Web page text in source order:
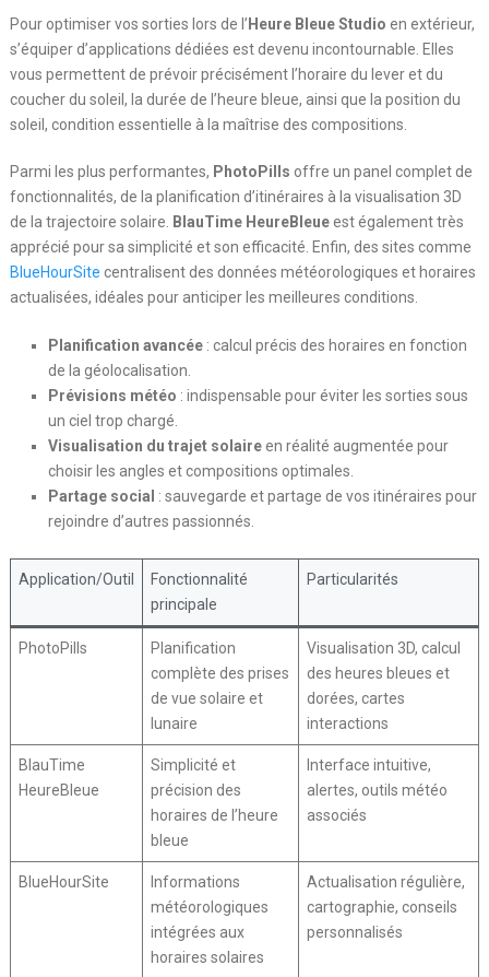
Pour optimiser vos sorties lors de l’ Heure Bleue Studio en extérieur,
s’équiper d’applications dédiées est devenu incontournable. Elles
vous permettent de prévoir précisément l’horaire du lever et du
coucher du soleil, la durée de l’heure bleue, ainsi que la position du
soleil, condition essentielle à la maîtrise des compositions.
Parmi les plus performantes, PhotoPills offre un panel complet de
fonctionnalités, de la planification d’itinéraires à la visualisation 3D
de la trajectoire solaire. BlauTime HeureBleueest également très
apprécié pour sa simplicité et son efficacité. Enfin, des sites comme
BlueHourSite centralisent des données météorologiques et horaires
actualisées, idéales pour anticiper les meilleures conditions.
Planification avancée: calcul précis des horaires en fonction
de la géolocalisation.
Prévisions météo : indispensable pour éviter les sorties sous
un ciel trop chargé.
Visualisation du trajet solaireen réalité augmentée pour
choisir les angles et compositions optimales.
Partage social : sauvegarde et partage de vos itinéraires pour
rejoindre d’autres passionnés.
Application/Outil
Fonctionnalité
principale
Particularités
PhotoPills
Planification
complète des prises
de vue solaire et
lunaire
Visualisation 3D, calcul
des heures bleues et
dorées, cartes
interactions
BlauTime
HeureBleue
Simplicité et
précision des
horaires de l’heure
bleue
Interface intuitive,
alertes, outils météo
associés
BlueHourSite
Informations
météorologiques
intégrées aux
horaires solaires
Actualisation régulière,
cartographie, conseils
personnalisés